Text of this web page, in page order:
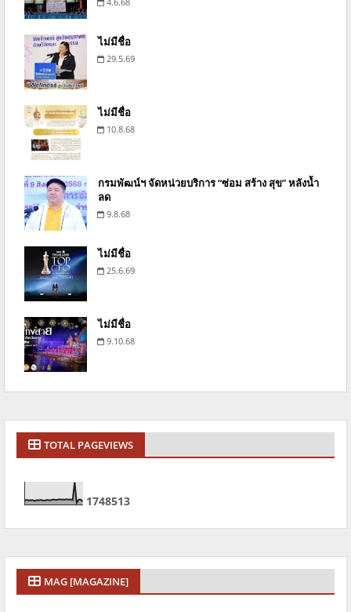
ไม่มีชื่อ
29.5.69
ไม่มีชื่อ
10.8.68
กรมพัฒน์ฯ จัดหน่วยบริการ “ซ่อม สร้าง สุข” หลังน้ำ
ลด
9.8.68
ไม่มีชื่อ
25.6.69
ไม่มีชื่อ
9.10.68
TOTAL PAGEVIEWS
1748513
MAG [MAGAZINE]